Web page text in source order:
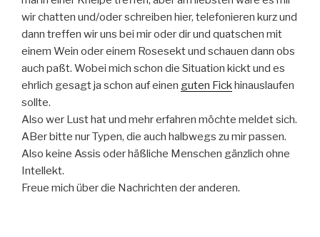
wir chatten und/oder schreiben hier, telefonieren kurz und
dann treffen wir uns bei mir oder dir und quatschen mit
einem Wein oder einem Rosesekt und schauen dann obs
auch paßt. Wobei mich schon die Situation kickt und es
ehrlich gesagt ja schon auf einen guten Fickhinauslaufen
sollte.
Also wer Lust hat und mehr erfahren möchte meldet sich.
ABer bitte nur Typen, die auch halbwegs zu mir passen.
Also keine Assis oder häßliche Menschen gänzlich ohne
Intellekt.
Freue mich über die Nachrichten der anderen.